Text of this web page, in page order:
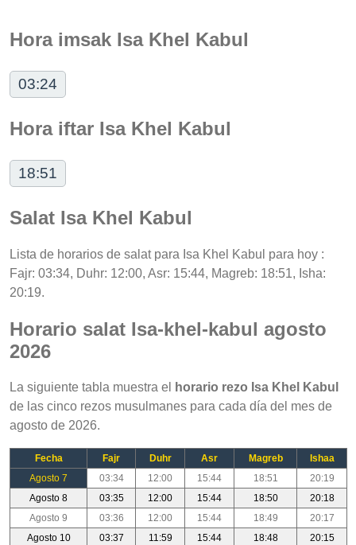
Hora imsak Isa Khel Kabul
03:24
Hora iftar Isa Khel Kabul
18:51
Salat Isa Khel Kabul
Lista de horarios de salat para Isa Khel Kabul para hoy :
Fajr: 03:34, Duhr: 12:00, Asr: 15:44, Magreb: 18:51, Isha:
20:19.
Horario salat Isa-khel-kabul agosto
2026
La siguiente tabla muestra el
horario rezo Isa Khel Kabul
de las cinco rezos musulmanes para cada día del mes de
agosto de 2026.
Fecha Fajr Duhr Asr Magreb
Ishaa
Agosto 7
03:34 12:00 15:44 18:51
20:19
Agosto 8
03:35 12:00 15:44 18:50
20:18
Agosto 9
03:36 12:00 15:44 18:49
20:17
Agosto 10
03:37 11:59 15:44 18:48
20:15